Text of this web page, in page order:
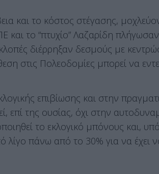
και το κόστος στέγασης,
το “πτυχίο” Λαζαρίδη πλήγωσαν
διέρρηξαν δεσμούς με
στις Πολεοδομίες μπορεί να
επιβίωσης και στην
επί της ουσίας, όχι στην
το εκλογικό μπόνους και, υπό
λίγο πάνω από το 30% για να έχει